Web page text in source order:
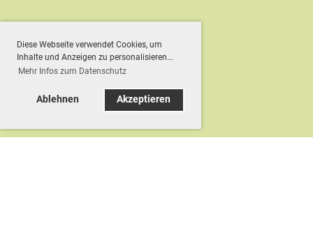
Diese Webseite verwendet Cookies, um
Inhalte und Anzeigen zu personalisieren...
Mehr Infos zum Datenschutz
Ablehnen Akzeptieren